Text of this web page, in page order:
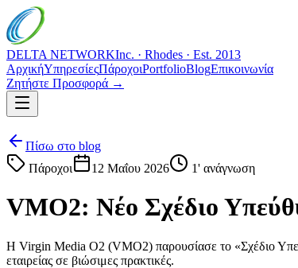
DELTA NETWORKInc. · Rhodes · Est. 2013
ΑρχικήΥπηρεσίεςΠάροχοιPortfolioBlogΕπικοινωνία
Ζητήστε Προσφορά →
Πίσω στο blog
Πάροχοι
12 Μαΐου 2026 1' ανάγνωση
VMO2: Νέο Σχέδιο
Η Virgin Media O2 (VMO2) παρουσίασε το «Σχέδιο
εταιρείας σε βιώσιμες πρακτικές.